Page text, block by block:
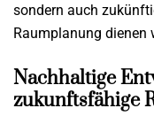
sondern auch
Raumplanung dienen
Nachhaltige
zukunftsfähige